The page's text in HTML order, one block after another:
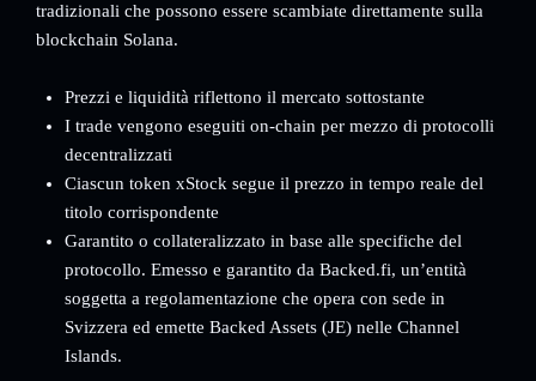
tradizionali che possono essere scambiate direttamente sulla
blockchain Solana.
Prezzi e liquidità riflettono il mercato sottostante
I trade vengono eseguiti on-chain per mezzo di protocolli
decentralizzati
Ciascun token xStock segue il prezzo in tempo reale del
titolo corrispondente
Garantito o collateralizzato in base alle specifiche del
protocollo. Emesso e garantito da Backed.fi, un’entità
soggetta a regolamentazione che opera con sede in
Svizzera ed emette Backed Assets (JE) nelle Channel
Islands.